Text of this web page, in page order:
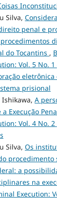
Silva,
penal e
do Tocantins ,
Vol. 5 No.
eletrônica
prisional
Ishikawa, A
Execução
Vol. 4 No. 2
Silva, Os
procedimento
a
na
Execution: